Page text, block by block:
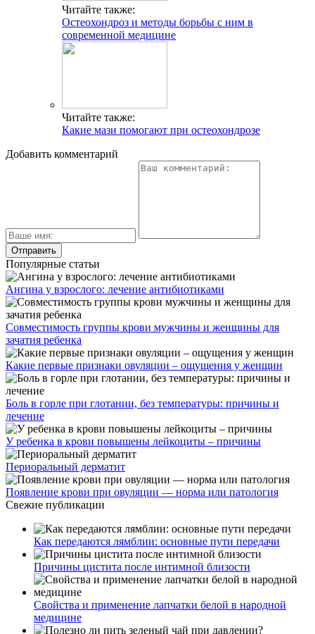
Читайте также:
Остеохондроз и методы борьбы с ним в
современной медицине
Читайте также:
Какие мази помогают при остеохондрозе
Добавить комментарий
Популярные статьи
Ангина у взрослого: лечение антибиотиками
Совместимость группы крови мужчины и женщины для
зачатия ребенка
Какие первые признаки овуляции – ощущения у женщин
Боль в горле при глотании, без температуры: причины и
лечение
У ребенка в крови повышены лейкоциты – причины
Периоральный дерматит
Появление крови при овуляции — норма или патология
Свежие публикации
Как передаются лямблии: основные пути передачи
Причины цистита после интимной близости
Свойства и применение лапчатки белой в народной
медицине